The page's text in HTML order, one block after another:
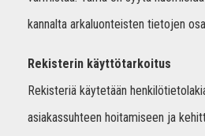
kannalta arkaluonteisten tietojen
Rekisterin käyttötarkoitus
Rekisteriä käytetään
asiakassuhteen hoitamiseen ja